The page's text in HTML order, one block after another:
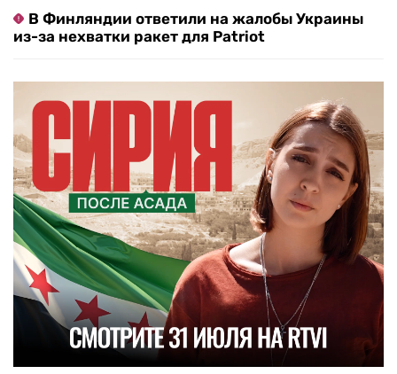
В Финляндии ответили на жалобы Украины
из-за нехватки ракет для Patriot